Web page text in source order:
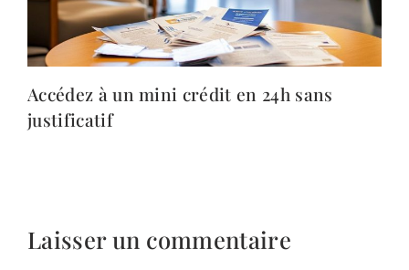
Accédez à un mini crédit en 24h sans
justificatif
Laisser un commentaire